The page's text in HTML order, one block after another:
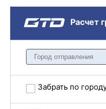
Расчет
Забрать по